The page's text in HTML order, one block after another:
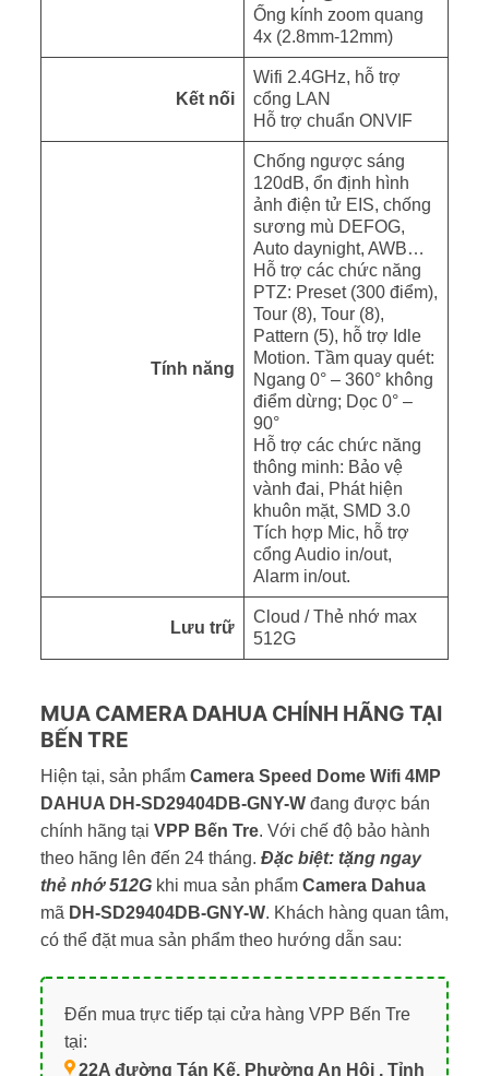
Ống kính zoom quang
4x (2.8mm-12mm)
Kết nối
Wifi 2.4GHz, hỗ trợ
cổng LAN
Hỗ trợ chuẩn ONVIF
Tính năng
Chống ngược sáng
120dB, ổn định hình
ảnh điện tử EIS, chống
sương mù DEFOG,
Auto daynight, AWB…
Hỗ trợ các chức năng
PTZ: Preset (300 điểm),
Tour (8), Tour (8),
Pattern (5), hỗ trợ Idle
Motion. Tầm quay quét:
Ngang 0° – 360° không
điểm dừng; Dọc 0° –
90°
Hỗ trợ các chức năng
thông minh: Bảo vệ
vành đai, Phát hiện
khuôn mặt, SMD 3.0
Tích hợp Mic, hỗ trợ
cổng Audio in/out,
Alarm in/out.
Lưu trữ
Cloud / Thẻ nhớ max
512G
MUA CAMERA DAHUA CHÍNH HÃNG TẠI
BẾN TRE
Hiện tại, sản phẩm Camera Speed Dome Wifi 4MP
DAHUA DH-SD29404DB-GNY-Wđang được bán
chính hãng tại VPP Bến Tre. Với chế độ bảo hành
theo hãng lên đến 24 tháng. Đặc biệt: tặng ngay
thẻ nhớ 512Gkhi mua sản phẩm Camera Dahua
mã DH-SD29404DB-GNY-W. Khách hàng quan tâm,
có thể đặt mua sản phẩm theo hướng dẫn sau:
Đến mua trực tiếp tại cửa hàng VPP Bến Tre
tại:
22A đường Tán Kế, Phường An Hội , Tỉnh